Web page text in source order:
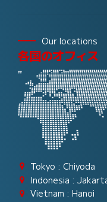
Our locations
各国のオフィス
Tokyo : Chiyoda
Indonesia :
Vietnam : Hanoi